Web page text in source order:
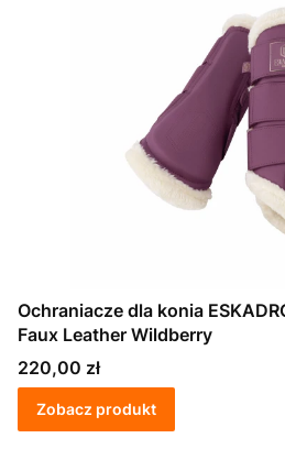
Ochraniacze dla konia
Faux Leather Wildberry
Cena
220,00 zł
Zobacz produkt